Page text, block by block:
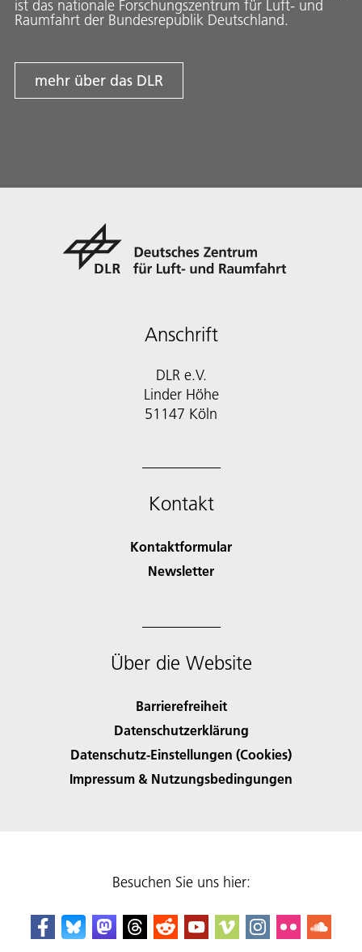
ist das nationale Forschungszentrum für Luft- und
Raumfahrt der Bundesrepublik Deutschland.
mehr über das DLR
Anschrift
DLR e.V.
Linder Höhe
51147 Köln
Kontakt
Kontaktformular
Newsletter
Über die Website
Barrierefreiheit
Datenschutzerklärung
Datenschutz-Einstellungen (Cookies)
Impressum & Nutzungsbedingungen
Besuchen Sie uns hier: